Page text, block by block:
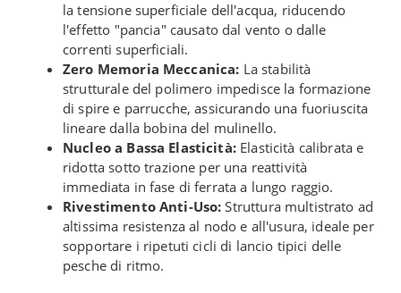
la tensione superficiale dell'acqua, riducendo
l'effetto "pancia" causato dal vento o dalle
correnti superficiali.
Zero Memoria Meccanica: La stabilità
strutturale del polimero impedisce la formazione
di spire e parrucche, assicurando una fuoriuscita
lineare dalla bobina del mulinello.
Nucleo a Bassa Elasticità:Elasticità calibrata e
ridotta sotto trazione per una reattività
immediata in fase di ferrata a lungo raggio.
Rivestimento Anti-Uso: Struttura multistrato ad
altissima resistenza al nodo e all'usura, ideale per
sopportare i ripetuti cicli di lancio tipici delle
pesche di ritmo.